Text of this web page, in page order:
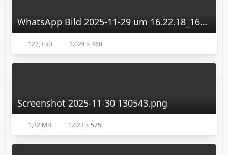
WhatsApp Bild 2025-11-29 um 16.22.18_16b03467.jpg
122,3 kB 1.024 × 460
Screenshot 2025-11-30 130543.png
1,32 MB 1.023 × 575